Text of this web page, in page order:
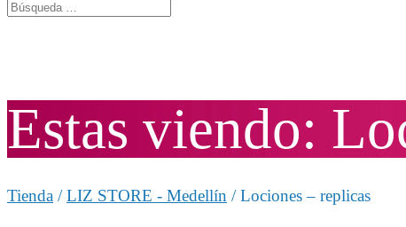
Estas viendo:
Tienda /LIZ STORE - Medellín / Lociones – replicas